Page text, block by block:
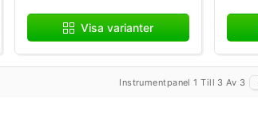
Visa varianter
Instrumentpanel 1 Till 3 Av 3